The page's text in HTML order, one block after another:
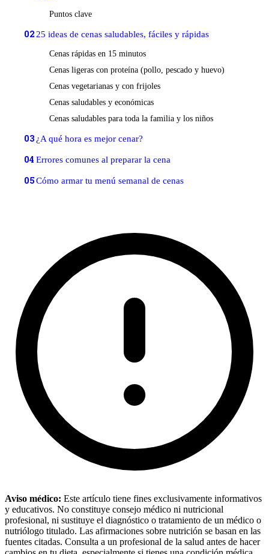
Puntos clave
02 25 ideas de cenas saludables, fáciles y rápidas
Cenas rápidas en 15 minutos
Cenas ligeras con proteína (pollo, pescado y huevo)
Cenas vegetarianas y con frijoles
Cenas saludables y económicas
Cenas saludables para toda la familia y los niños
03 ¿A qué hora es mejor cenar?
04 Errores comunes al preparar la cena
05Cómo armar tu menú semanal de cenas
Aviso médico: Este artículo tiene fines exclusivamente informativos
y educativos. No constituye consejo médico ni nutricional
profesional, ni sustituye el diagnóstico o tratamiento de un médico o
nutriólogo titulado. Las afirmaciones sobre nutrición se basan en las
fuentes citadas. Consulta a un profesional de la salud antes de hacer